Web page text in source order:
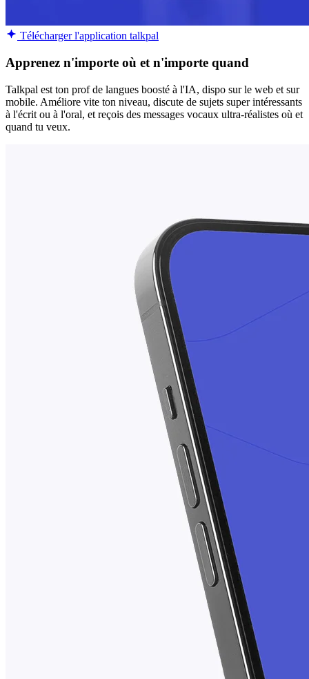
Télécharger l'application talkpal
Apprenez n'importe où et n'importe quand
Talkpal est ton prof de langues boosté à l'IA, dispo sur le web et sur
mobile. Améliore vite ton niveau, discute de sujets super intéressants
à l'écrit ou à l'oral, et reçois des messages vocaux ultra-réalistes où et
quand tu veux.